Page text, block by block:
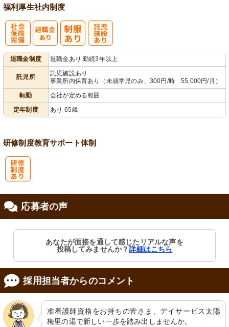
福利厚生社内制度
退職金制度 退職金あり 勤続3年以上
託児所
託児施設あり
事業所内保育あり（未就学児のみ、300円/時 55,000円/月）
転勤
会社が定める範囲
定年制度
あり 65歳
研修制度教育サポート体制
応募者の声
あなたが面接を通して感じたリアルな声を
投稿してみませんか？詳細はこちら
採用担当者からのコメント
准看護師資格をお持ちの皆さま、デイサービス太陽
梅里の湯で新しい一歩を踏み出しませんか。